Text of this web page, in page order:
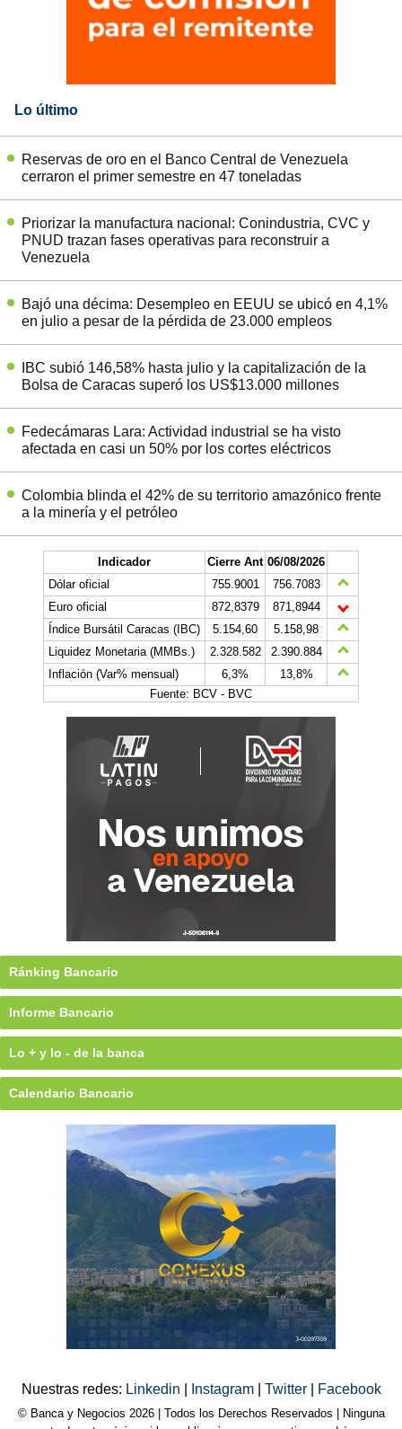
Lo último
Reservas de oro en el Banco Central de Venezuela
cerraron el primer semestre en 47 toneladas
Priorizar la manufactura nacional: Conindustria, CVC y
PNUD trazan fases operativas para reconstruir a
Venezuela
Bajó una décima: Desempleo en EEUU se ubicó en 4,1%
en julio a pesar de la pérdida de 23.000 empleos
IBC subió 146,58% hasta julio y la capitalización de la
Bolsa de Caracas superó los US$13.000 millones
Fedecámaras Lara: Actividad industrial se ha visto
afectada en casi un 50% por los cortes eléctricos
Colombia blinda el 42% de su territorio amazónico frente
a la minería y el petróleo
Indicador Cierre Ant 06/08/2026
Dólar oficial
755.9001
756.7083
Euro oficial
872,8379
871,8944
Índice Bursátil Caracas (IBC)
5.154,60
5.158,98
Liquidez Monetaria (MMBs.)
2.328.582
2.390.884
Inflación (Var% mensual)
6,3%
13,8%
Fuente: BCV - BVC
Ránking Bancario
Informe Bancario
Lo + y lo - de la banca
Calendario Bancario
Nuestras redes: Linkedin Instagram Twitter Facebook
© Banca y Negocios 2026 | Todos los Derechos Reservados | Ninguna